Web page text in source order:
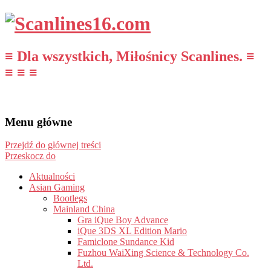
≡ Dla wszystkich, Miłośnicy Scanlines. ≡
≡ ≡ ≡
Menu główne
Przejdź do głównej treści
Przeskocz do
Aktualności
Asian Gaming
Bootlegs
Mainland China
Gra iQue Boy Advance
iQue 3DS XL Edition Mario
Famiclone Sundance Kid
Fuzhou WaiXing Science & Technology Co.
Ltd.